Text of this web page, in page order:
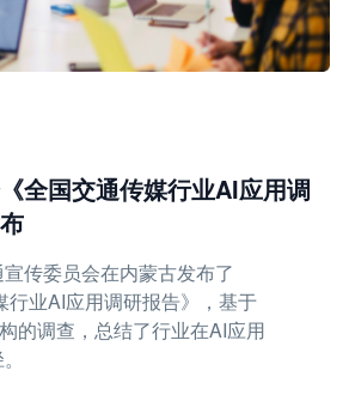
全国交通传媒行业AI应用调
传委员会在内蒙古发布了
行业AI应用调研报告》，基于
的调查，总结了行业在AI应用